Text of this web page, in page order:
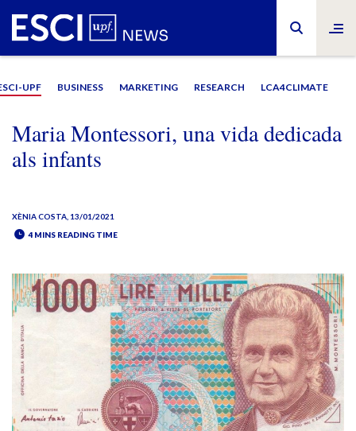
UPF BUSINESS MARKETING RESEARCH LCA4CLIMATE
Maria Montessori, una vida dedicada
als infants
XÈNIA COSTA , 13/01/2021
4 MINS READING TIME